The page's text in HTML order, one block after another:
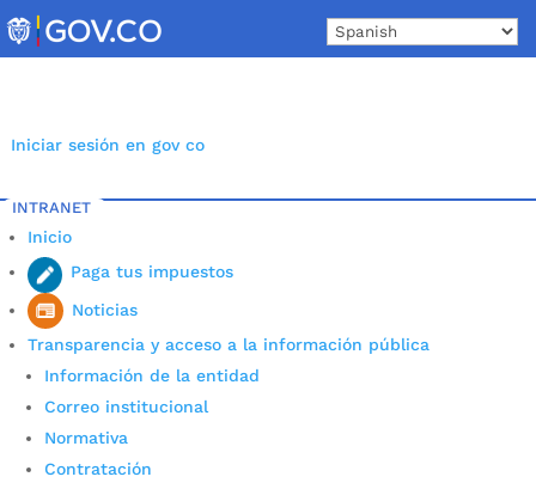
to
content
Iniciar sesión en gov co
INTRANET
Inicio
Paga tus impuestos
Noticias
Transparencia y acceso a la información pública
Información de la entidad
Correo institucional
Normativa
Contratación
Informe de Austeridad del
Gasto Público
porAlexander Sanchez|Feb 18, 2022
interno de gestión
con corte a marzo 31 de 2026 Informe de